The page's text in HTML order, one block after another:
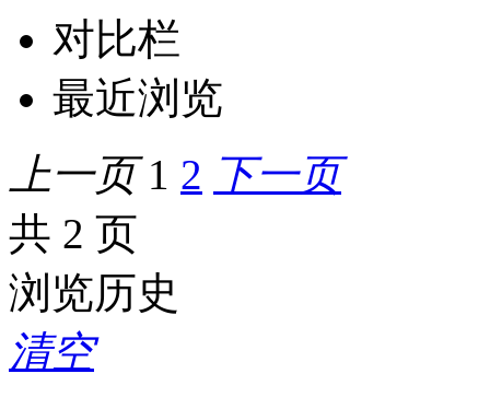
对比栏
最近浏览
上一页 1 2 下一页
共 2 页
浏览历史
清空